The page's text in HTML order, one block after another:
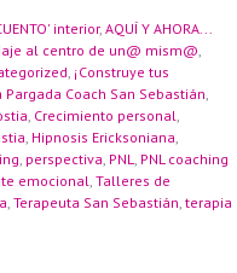
interior, AQUÍ Y AHORA...
al centro de un@ mism@,
, ¡Construye tus
Pargada Coach San Sebastián,
, Crecimiento personal,
, Hipnosis Ericksoniana,
, perspectiva, PNL, PNL coaching
emocional, Talleres de
, Terapeuta San Sebastián, terapia